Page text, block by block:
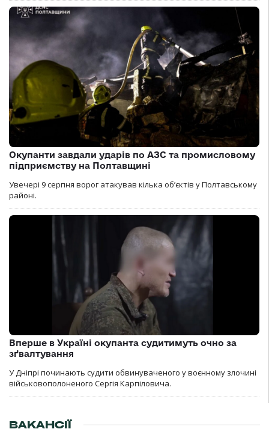
Окупанти завдали ударів по АЗС та промисловому
підприємству на Полтавщині
Увечері 9 серпня ворог атакував кілька обʼєктів у Полтавському
районі.
Вперше в Україні окупанта судитимуть очно за
зґвалтування
У Дніпрі починають судити обвинуваченого у воєнному злочині
військовополоненого Сергія Карпіловича.
ВАКАНСІЇ